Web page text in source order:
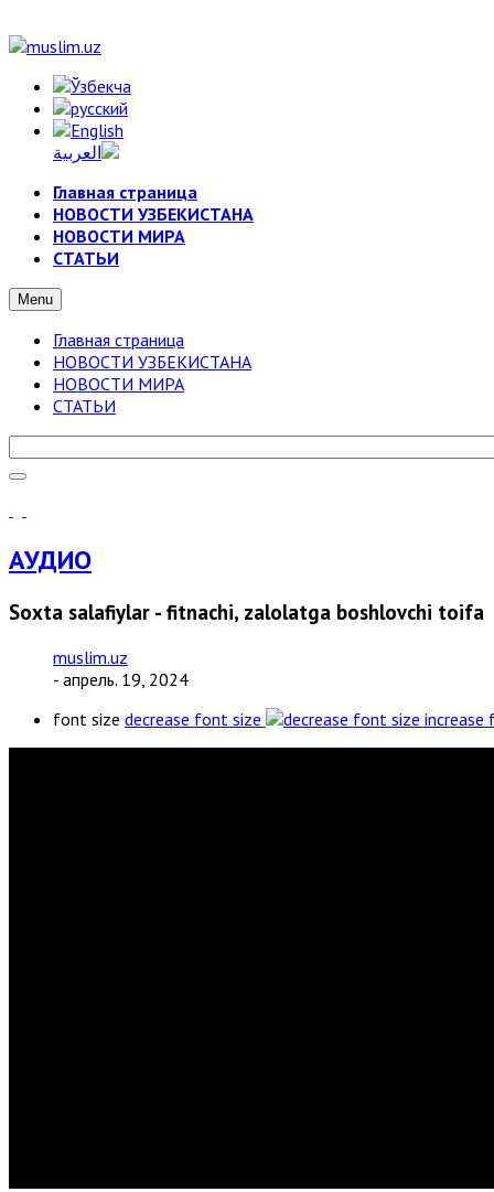
Главная страница
НОВОСТИ УЗБЕКИСТАНА
НОВОСТИ МИРА
СТАТЬИ
Menu
Главная страница
НОВОСТИ УЗБЕКИСТАНА
НОВОСТИ МИРА
СТАТЬИ
АУДИО
Soxta salafiylar - fitnachi, zalolatga boshlovchi toifa
muslim.uz
- апрель. 19, 2024
font size decrease font size increase